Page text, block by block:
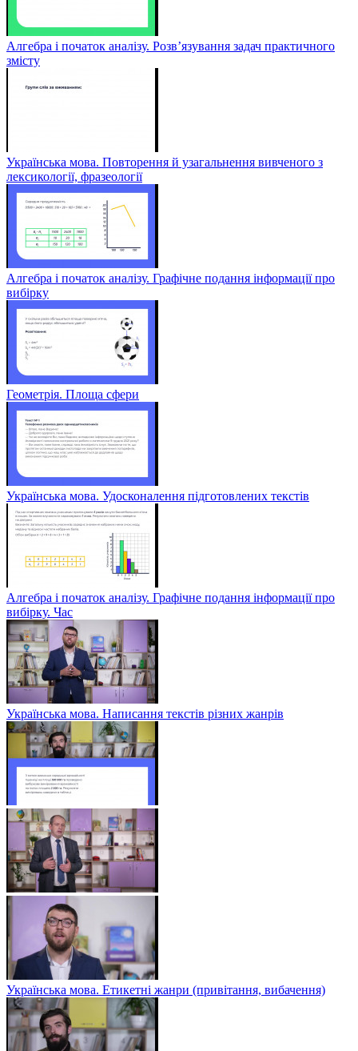
Алгебра і початок аналізу. Розв’язування задач практичного
змісту
Українська мова. Повторення й узагальнення вивченого з
лексикології, фразеології
Алгебра і початок аналізу. Графічне подання інформації про
вибірку
Геометрія. Площа сфери
Українська мова. Удосконалення підготовлених текстів
Алгебра і початок аналізу. Графічне подання інформації про
вибірку. Час
Українська мова. Написання текстів різних жанрів
Українська мова. Етикетні жанри (привітання, вибачення)